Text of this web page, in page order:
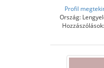
Profil
Ország: